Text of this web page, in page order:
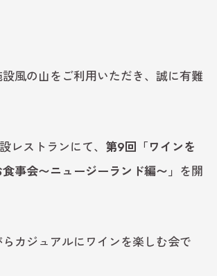
風の山をご利用いただき、誠に有難
レストランにて、 第9回「ワインを
事会〜ニュージーランド編〜」 を開
カジュアルにワインを楽しむ会で